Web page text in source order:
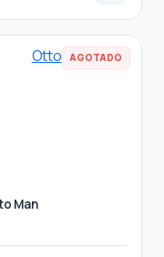
AGOTADO
Man